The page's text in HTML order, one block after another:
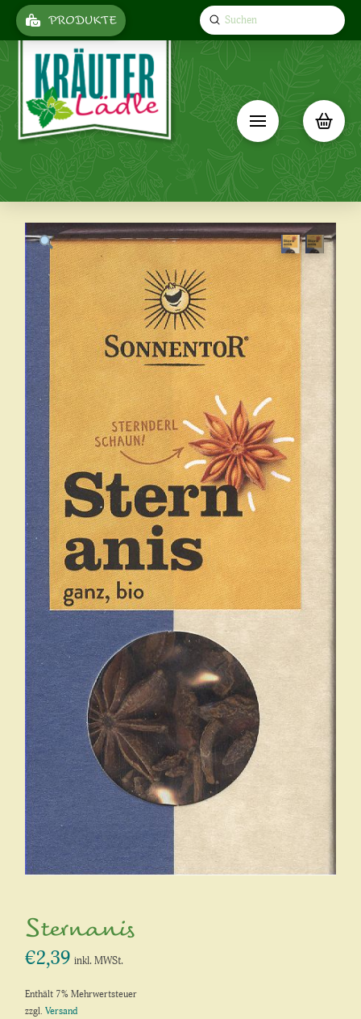
PRODUKTE Search
Submit
Sternanis
€2,39 inkl. MWSt.
Enthält 7% Mehrwertsteuer
zzgl.Versand